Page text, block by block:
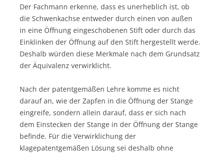
Der Fachmann erkenne, dass es unerheblich ist, ob
die Schwenkachse entweder durch einen von außen
in eine Öffnung eingeschobenen Stift oder durch das
Einklinken der Öffnung auf den Stift hergestellt werde.
Deshalb würden diese Merkmale nach dem Grundsatz
der Äquivalenz verwirklicht.
Nach der patentgemäßen Lehre komme es nicht
darauf an, wie der Zapfen in die Öffnung der Stange
eingreife, sondern allein darauf, dass er sich nach
dem Einstecken der Stange in der Öffnung der Stange
befinde. Für die Verwirklichung der
klagepatentgemäßen Lösung sei deshalb ohne